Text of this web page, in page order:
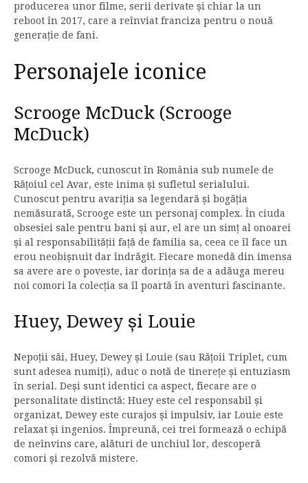
producerea unor filme, serii derivate și chiar la un
reboot în 2017, care a reînviat franciza pentru o nouă
generație de fani.
Personajele iconice
Scrooge McDuck (Scrooge
McDuck)
Scrooge McDuck, cunoscut în România sub numele de
Rățoiul cel Avar, este inima și sufletul serialului.
Cunoscut pentru avariția sa legendară și bogăția
nemăsurată, Scrooge este un personaj complex. În ciuda
obsesiei sale pentru bani și aur, el are un simț al onoarei
și al responsabilității față de familia sa, ceea ce îl face un
erou neobișnuit dar îndrăgit. Fiecare monedă din imensa
sa avere are o poveste, iar dorința sa de a adăuga mereu
noi comori la colecția sa îl poartă în aventuri fascinante.
Huey, Dewey și Louie
Nepoții săi, Huey, Dewey și Louie (sau Rățoii Triplet, cum
sunt adesea numiți), aduc o notă de tinerețe și entuziasm
în serial. Deși sunt identici ca aspect, fiecare are o
personalitate distinctă: Huey este cel responsabil și
organizat, Dewey este curajos și impulsiv, iar Louie este
relaxat și ingenios. Împreună, cei trei formează o echipă
de neînvins care, alături de unchiul lor, descoperă
comori și rezolvă mistere.